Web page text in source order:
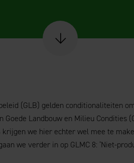
Scroll naar content
(GLB) gelden conditionaliteiten
Landbouw en Milieu Condities
we hier echter wel mee te
we verder in op GLMC 8: ‘Niet-